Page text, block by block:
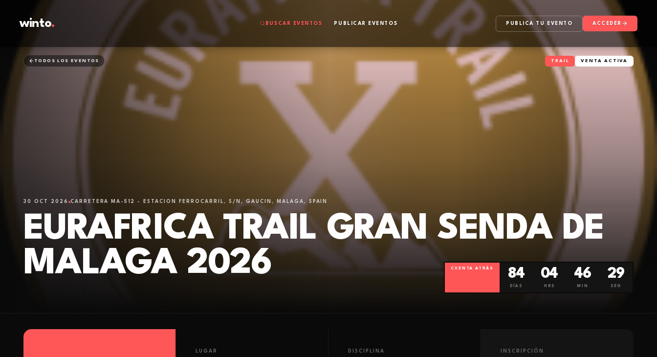
winto. BUSCAR EVENTOS PUBLICAR EVENTOS PUBLICA TU EVENTO ACCEDER
TODOS LOS EVENTOS TRAIL VENTA ACTIVA
30 OCT 2026 CARRETERA MA-512 - ESTACION FERROCARRIL, S/N, GAUCIN, MALAGA, SPAIN
EURAFRICA TRAIL GRAN SENDA DE
MALAGA 2026
CUENTA ATRÁS 84
DÍAS
04
HRS
46
MIN
28
SEG
LUGAR DISCIPLINA INSCRIPCIÓN